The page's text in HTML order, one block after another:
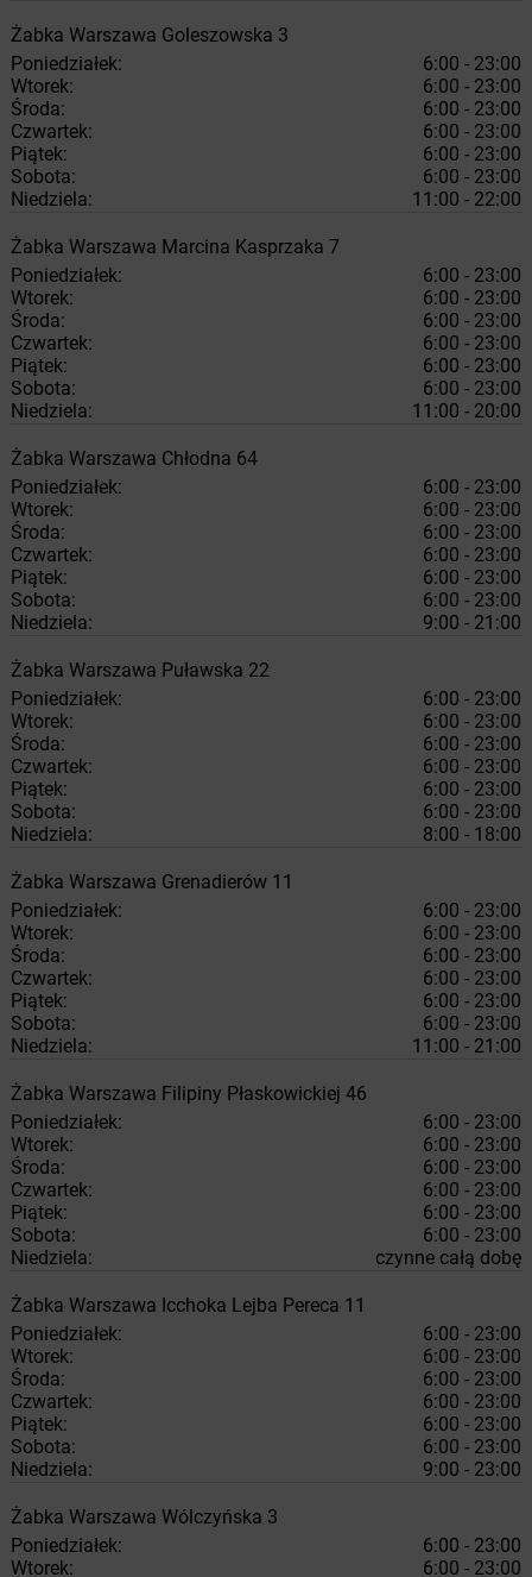
Żabka Warszawa Goleszowska 3
Poniedziałek:
6:00 - 23:00
Wtorek:
6:00 - 23:00
Środa:
6:00 - 23:00
Czwartek:
6:00 - 23:00
Piątek:
6:00 - 23:00
Sobota:
6:00 - 23:00
Niedziela:
11:00 - 22:00
Żabka Warszawa Marcina Kasprzaka 7
Poniedziałek:
6:00 - 23:00
Wtorek:
6:00 - 23:00
Środa:
6:00 - 23:00
Czwartek:
6:00 - 23:00
Piątek:
6:00 - 23:00
Sobota:
6:00 - 23:00
Niedziela:
11:00 - 20:00
Żabka Warszawa Chłodna 64
Poniedziałek:
6:00 - 23:00
Wtorek:
6:00 - 23:00
Środa:
6:00 - 23:00
Czwartek:
6:00 - 23:00
Piątek:
6:00 - 23:00
Sobota:
6:00 - 23:00
Niedziela:
9:00 - 21:00
Żabka Warszawa Puławska 22
Poniedziałek:
6:00 - 23:00
Wtorek:
6:00 - 23:00
Środa:
6:00 - 23:00
Czwartek:
6:00 - 23:00
Piątek:
6:00 - 23:00
Sobota:
6:00 - 23:00
Niedziela:
8:00 - 18:00
Żabka Warszawa Grenadierów 11
Poniedziałek:
6:00 - 23:00
Wtorek:
6:00 - 23:00
Środa:
6:00 - 23:00
Czwartek:
6:00 - 23:00
Piątek:
6:00 - 23:00
Sobota:
6:00 - 23:00
Niedziela:
11:00 - 21:00
Żabka Warszawa Filipiny Płaskowickiej 46
Poniedziałek:
6:00 - 23:00
Wtorek:
6:00 - 23:00
Środa:
6:00 - 23:00
Czwartek:
6:00 - 23:00
Piątek:
6:00 - 23:00
Sobota:
6:00 - 23:00
Niedziela:
czynne całą dobę
Żabka Warszawa Icchoka Lejba Pereca 11
Poniedziałek:
6:00 - 23:00
Wtorek:
6:00 - 23:00
Środa:
6:00 - 23:00
Czwartek:
6:00 - 23:00
Piątek:
6:00 - 23:00
Sobota:
6:00 - 23:00
Niedziela:
9:00 - 23:00
Żabka Warszawa Wólczyńska 3
Poniedziałek:
6:00 - 23:00
Wtorek:
6:00 - 23:00